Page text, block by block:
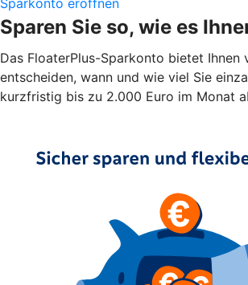
Sparen Sie so, wie es
Das FloaterPlus-Sparkonto bietet Ihnen
entscheiden, wann und wie viel Sie
kurzfristig bis zu 2.000 Euro im Monat